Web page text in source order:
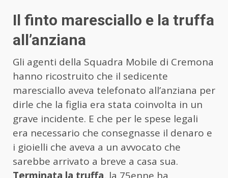
Il finto maresciallo e la truffa
all’anziana
Gli agenti della Squadra Mobile di Cremona
hanno ricostruito che il sedicente
maresciallo aveva telefonato all’anziana per
dirle che la figlia era stata coinvolta in un
grave incidente. E che per le spese legali
era necessario che consegnasse il denaro e
i gioielli che aveva a un avvocato che
sarebbe arrivato a breve a casa sua.
Terminata la truffa, la 75enne ha